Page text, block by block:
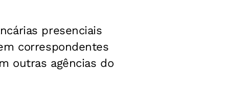
presenciais
correspondentes
outras agências do